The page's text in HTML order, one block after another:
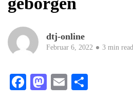
dtj-online
Februar 6, 2022 3 min read
Facebook
Mastodon
Email